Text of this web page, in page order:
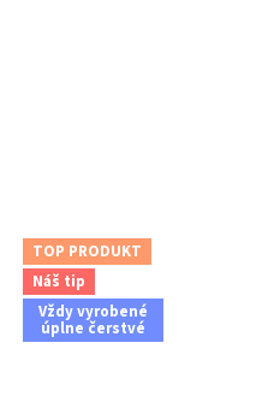
TOP PRODUKT
Náš tip
Vždy vyrobené
úplne čerstvé